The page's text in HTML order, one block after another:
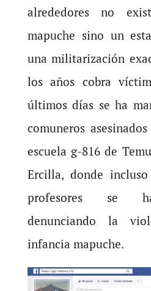
alrededores no
mapuche sino un
una militarización
los años cobra
últimos días se ha
comuneros
escuela g-816 de
Ercilla, donde
profesores se
denunciando la
infancia mapuche.